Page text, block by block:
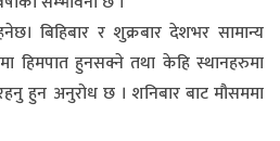
बिहिबार र शुक्रबार देशभर सामान्य
हिमपात हुनसक्ने तथा केहि स्थानहरुमा
हुन अनुरोध छ । शनिबार बाट मौसममा